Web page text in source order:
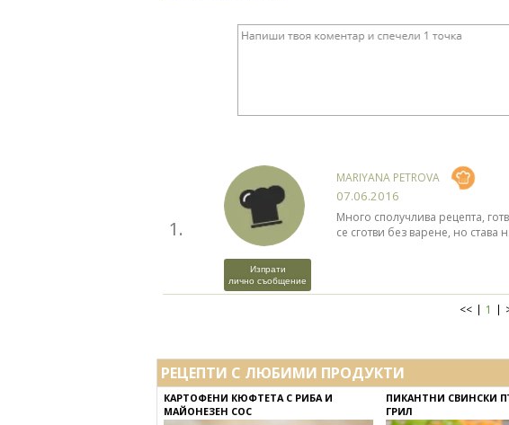
1.
Изпрати
лично съобщение
MARIYANA PETROVA
07.06.2016
Много сполучлива рецепта,
се сготви без варене, но става
<< 1
РЕЦЕПТИ С ЛЮБИМИ ПРОДУКТИ
КАРТОФЕНИ КЮФТЕТА С РИБА И
МАЙОНЕЗЕН СОС
ПИКАНТНИ СВИНСКИ
ГРИЛ